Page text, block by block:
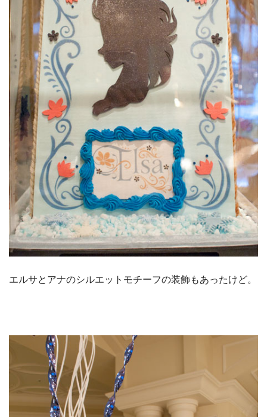
エルサとアナのシルエットモチーフの装飾もあったけど。